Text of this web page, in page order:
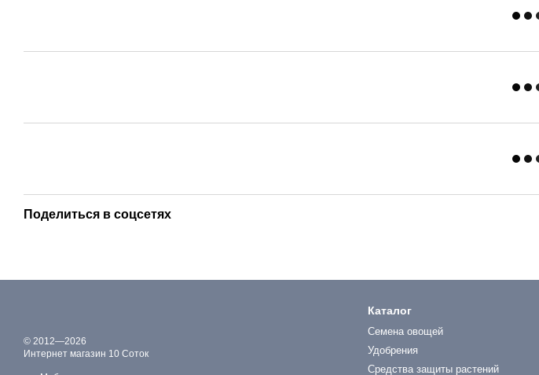
Поделиться в соцсетях
© 2012—2026
Интернет магазин 10 Соток
Каталог
Семена овощей
Удобрения
Средства защиты растений